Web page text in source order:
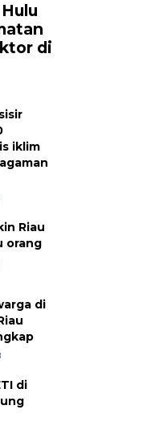
di
iklim
Riau
orang
di
di